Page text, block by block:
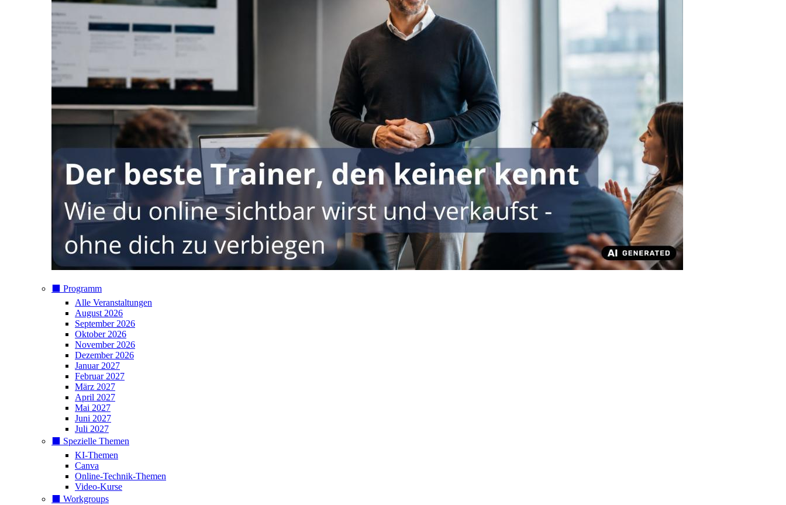
⬛️ Programm
Alle Veranstaltungen
August 2026
September 2026
Oktober 2026
November 2026
Dezember 2026
Januar 2027
Februar 2027
März 2027
April 2027
Mai 2027
Juni 2027
Juli 2027
⬛️ Spezielle Themen
KI-Themen
Canva
Online-Technik-Themen
Video-Kurse
⬛️ Workgroups